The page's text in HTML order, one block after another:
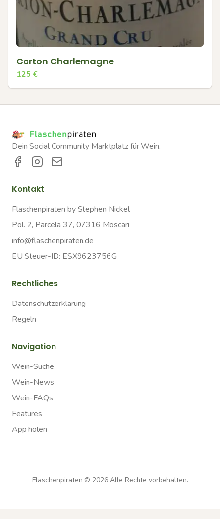
Corton Charlemagne
125 €
Dein Social Community Marktplatz für Wein.
Kontakt
Flaschenpiraten by Stephen Nickel
Pol. 2, Parcela 37, 07316 Moscari
info@flaschenpiraten.de
EU Steuer-ID: ESX9623756G
Rechtliches
Datenschutzerklärung
Regeln
Navigation
Wein-Suche
Wein-News
Wein-FAQs
Features
App holen
Flaschenpiraten © 2026Alle Rechte vorbehalten.